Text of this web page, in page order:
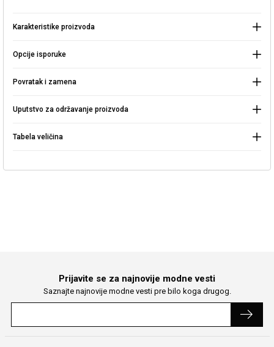
Karakteristike proizvoda
Opcije isporuke
Povratak i zamena
Uputstvo za održavanje proizvoda
Tabela veličina
Prijavite se za najnovije modne vesti
Saznajte najnovije modne vesti pre bilo koga drugog.
Izaberite Grad
Pretraga
lageru, poslaćemo a obaveštenje
2.999,00 RSD
Nastavite kupovinu